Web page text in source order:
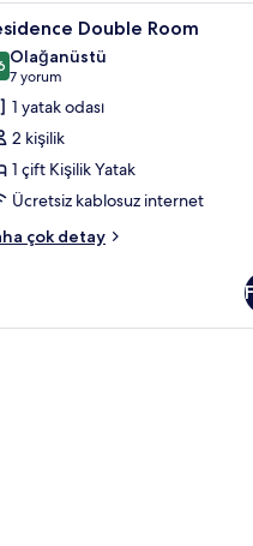
perde, ücretsiz kablosuz
5 Double Room
/ 10
Olağanüstü
7 yorum
(7
yorum)
1 yatak odası
2 kişilik
1 çift Kişilik Yatak
Ücretsiz kablosuz internet
çok detay